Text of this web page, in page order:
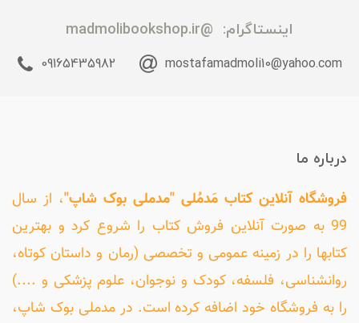
اینستاگرام: @madmolibookshop.ir
mostafamadmoli10@yahoo.com
09165435982
درباره ما
فروشگاه آنلاین کتاب مَدمُلی "مدملی بوک شاپ"، از سال
99 به صورت آنلاین فروش کتاب را شروع کرد و بهترین
کتابها را در زمینه عمومی و تخصصی (رمان و داستان کوتاه،
روانشناسی، فلسفه، کودک و نوجوان، علوم پزشکی و ....)
را به فروشگاه خود اضافه کرده است. در مدملی بوک شاپ،